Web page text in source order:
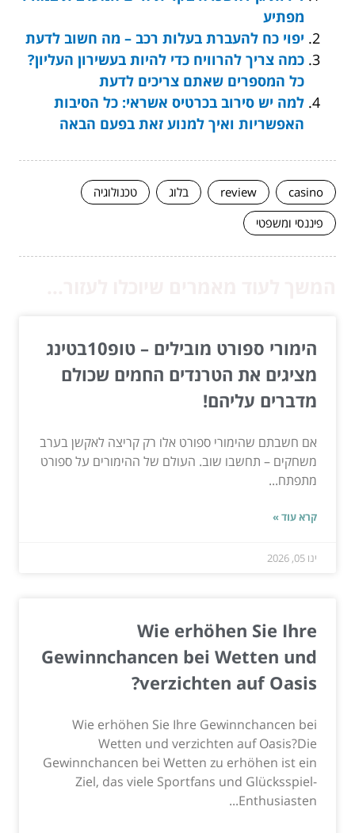
מפתיע
יפוי כח להעברת בעלות רכב – מה חשוב לדעת
כמה צריך להרוויח כדי להיות בעשירון העליון?
כל המספרים שאתם צריכים לדעת
למה יש סירוב בכרטיס אשראי: כל הסיבות
האפשריות ואיך למנוע זאת בפעם הבאה
casino
review בלוג
טכנולוגיה
פיננסי ומשפטי
הימורי ספורט מובילים – טופ10בטינג
מציגים את הטרנדים החמים שכולם
מדברים עליהם!
אם חשבתם שהימורי ספורט אלו רק קריצה לאקשן בערב
משחקים – תחשבו שוב. העולם של ההימורים על ספורט
מתפתח...
קרא עוד »
ינו 05, 2026
Wie erhöhen Sie Ihre
Gewinnchancen bei Wetten und
verzichten auf Oasis?
Wie erhöhen Sie Ihre Gewinnchancen bei
Wetten und verzichten auf Oasis?Die
Gewinnchancen bei Wetten zu erhöhen ist ein
Ziel, das viele Sportfans und Glücksspiel-
Enthusiasten...